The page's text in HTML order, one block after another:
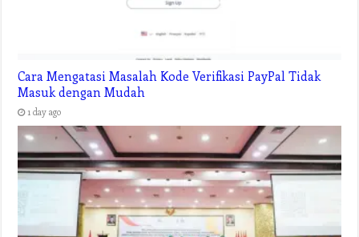
Cara Mengatasi Masalah Kode Verifikasi PayPal Tidak
Masuk dengan Mudah
1 day ago